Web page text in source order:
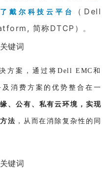
戴尔科技云平台
（Dell
简称DTCP）
。
方案，通过将Dell EMC和
消费方案的优势整合在一
、公有、私有云环境，实现
法 ，从而在消除复杂性的同